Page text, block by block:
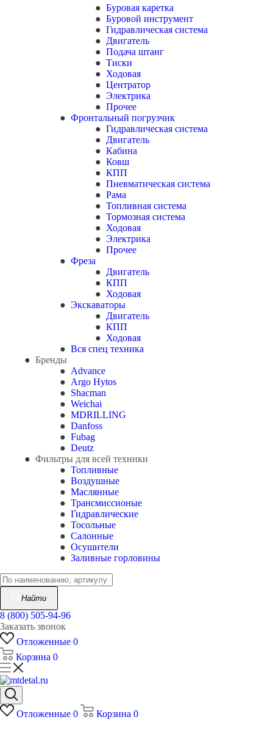
Буровая каретка
Буровой инструмент
Гидравлическая система
Двигатель
Подача штанг
Тиски
Ходовая
Центратор
Электрика
Прочее
Фронтальный погрузчик
Гидравлическая система
Двигатель
Кабина
Ковш
КПП
Пневматическая система
Рама
Топливная система
Тормозная система
Ходовая
Электрика
Прочее
Фреза
Двигатель
КПП
Ходовая
Экскаваторы
Двигатель
КПП
Ходовая
Вся спец техника
Бренды
Advance
Argo Hytos
Shacman
Weichai
MDRILLING
Danfoss
Fubag
Deutz
Фильтры для всей техники
Топливные
Воздушные
Маслянные
Трансмиссионые
Гидравлические
Тосольные
Салонные
Осушители
Заливные горловины
Найти
8 (800) 505-94-96
Заказать звонок
Отложенные 0
Корзина 0
Отложенные 0 Корзина 0